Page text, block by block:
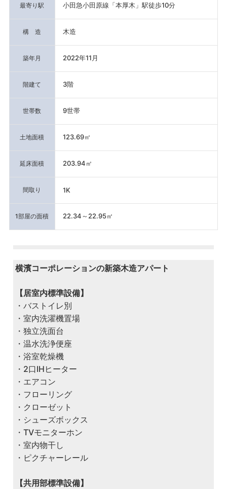
最寄り駅 小田急小田原線「本厚木」駅徒歩10分
構 造 木造
築年月 2022年11月
階建て 3階
世帯数 9世帯
土地面積 123.69㎡
延床面積 203.94㎡
間取り 1K
1部屋の面積 22.34～22.95㎡
横濱コーポレーションの新築木造アパート
【居室内標準設備】
・バストイレ別
・室内洗濯機置場
・独立洗面台
・温水洗浄便座
・浴室乾燥機
・2口IHヒーター
・エアコン
・フローリング
・クローゼット
・シューズボックス
・TVモニターホン
・室内物干し
・ピクチャーレール
【共用部標準設備】